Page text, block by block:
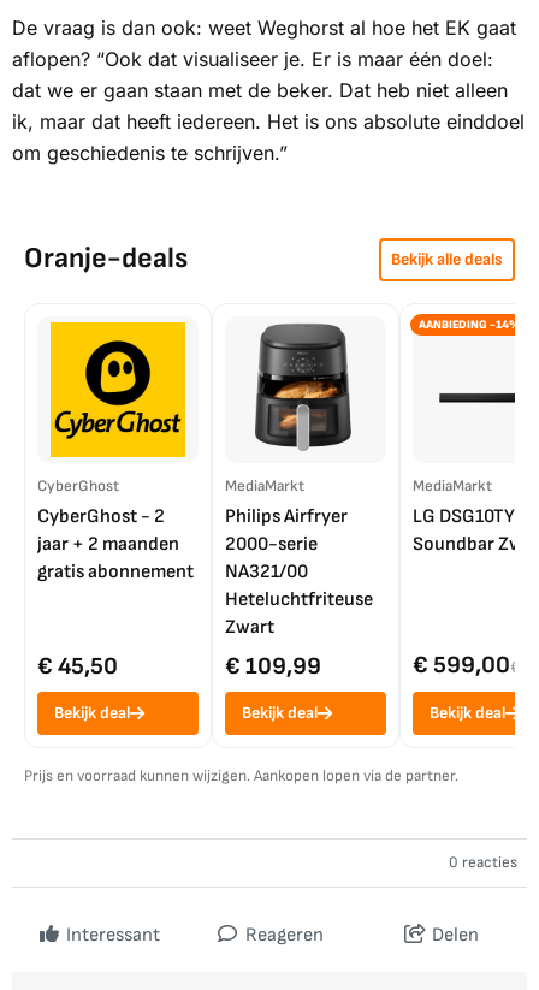
De vraag is dan ook: weet Weghorst al hoe het EK gaat
aflopen? “Ook dat visualiseer je. Er is maar één doel:
dat we er gaan staan met de beker. Dat heb niet alleen
ik, maar dat heeft iedereen. Het is ons absolute einddoel
om geschiedenis te schrijven.”
Oranje-deals Bekijk alle deals
CyberGhost
CyberGhost - 2
jaar + 2 maanden
gratis abonnement
€ 45,50
Bekijk deal
MediaMarkt
Philips Airfryer
2000-serie
NA321/00
Heteluchtfriteuse
Zwart
€ 109,99
Bekijk deal
AANBIEDING -14%
MediaMarkt
LG DSG10TY
Soundbar
€ 599,00€
Bekijk deal
Prijs en voorraad kunnen wijzigen. Aankopen lopen via de partner.
0 reacties
Interessant Reageren Delen